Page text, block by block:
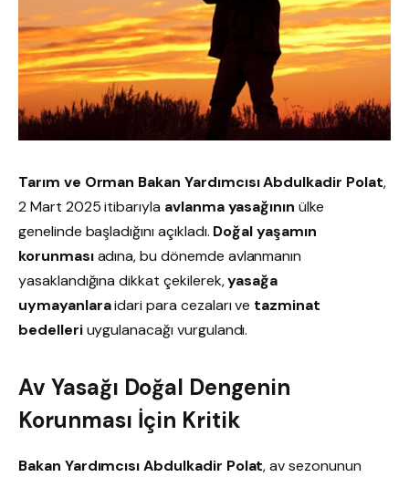
Tarım ve Orman Bakan Yardımcısı Abdulkadir Polat,
2 Mart 2025 itibarıyla avlanma yasağının ülke
genelinde başladığını açıkladı. Doğal yaşamın
korunmasıadına, bu dönemde avlanmanın
yasaklandığına dikkat çekilerek,yasağa
uymayanlaraidari para cezaları ve tazminat
bedelleriuygulanacağı vurgulandı.
Av Yasağı Doğal Dengenin
Korunması İçin Kritik
Bakan Yardımcısı Abdulkadir Polat, av sezonunun